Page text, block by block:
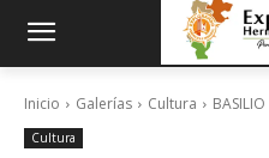
Inicio Galerías Cultura
Cultura